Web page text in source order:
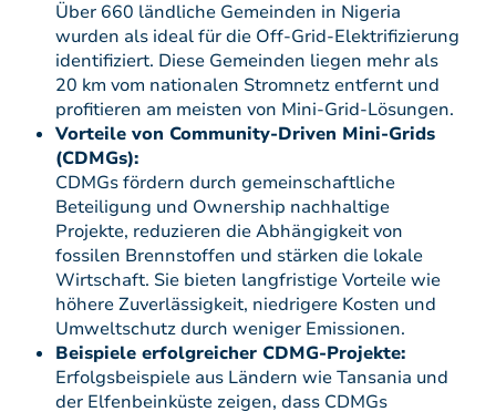
Über 660 ländliche Gemeinden in Nigeria
wurden als ideal für die Off-Grid-Elektrifizierung
identifiziert. Diese Gemeinden liegen mehr als
20 km vom nationalen Stromnetz entfernt und
profitieren am meisten von Mini-Grid-Lösungen.
Vorteile von Community-Driven Mini-Grids
(CDMGs):
CDMGs fördern durch gemeinschaftliche
Beteiligung und Ownership nachhaltige
Projekte, reduzieren die Abhängigkeit von
fossilen Brennstoffen und stärken die lokale
Wirtschaft. Sie bieten langfristige Vorteile wie
höhere Zuverlässigkeit, niedrigere Kosten und
Umweltschutz durch weniger Emissionen.
Beispiele erfolgreicher CDMG-Projekte:
Erfolgsbeispiele aus Ländern wie Tansania und
der Elfenbeinküste zeigen, dass CDMGs